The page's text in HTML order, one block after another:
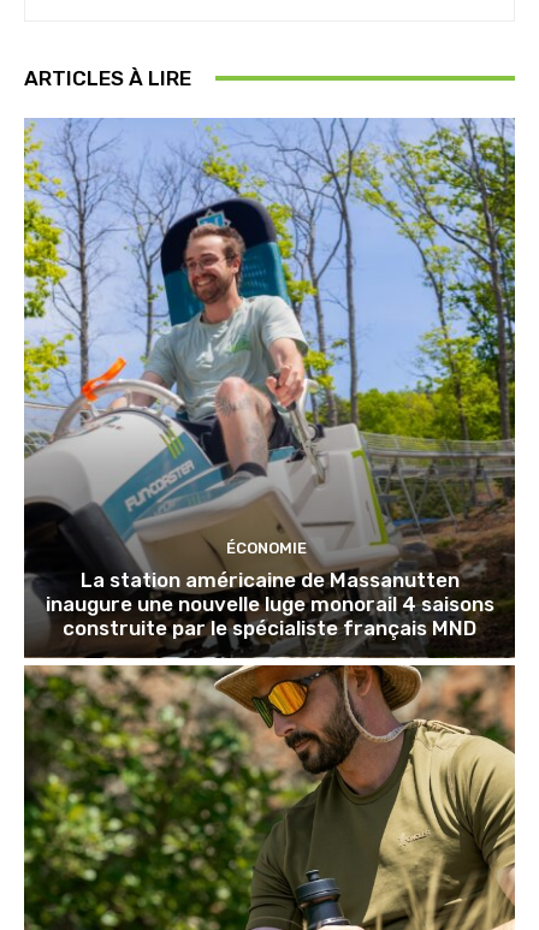
ARTICLES À LIRE
ÉCONOMIE
La station américaine de Massanutten
inaugure une nouvelle luge monorail 4 saisons
construite par le spécialiste français MND